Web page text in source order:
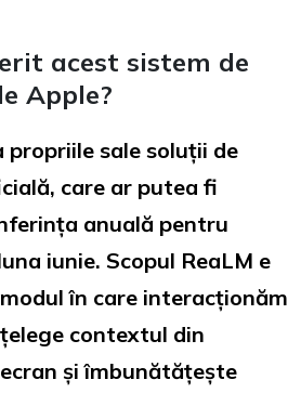
acest sistem de
Apple?
propriile sale soluții de
care ar putea fi
anuală pentru
iunie. Scopul ReaLM e
în care interacționăm
contextul din
și îmbunătățește